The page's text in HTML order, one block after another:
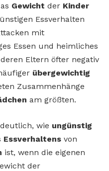
Gewicht der Kinder
Essverhalten
mit
Essen und heimliches
Eltern öfter negativ
übergewichtig
Zusammenhänge
am größten.
wie ungünstig
Essverhaltens von
ist, wenn die eigenen
der